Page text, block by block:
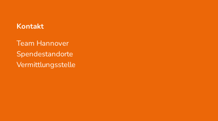
Kontakt
Team Hannover
Spendestandorte
Vermittlungsstelle